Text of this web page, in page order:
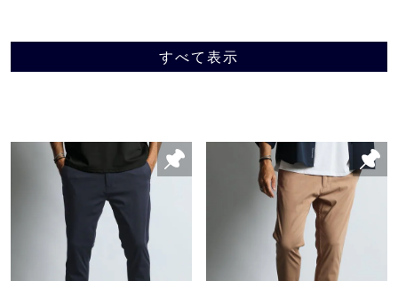
すべて表示